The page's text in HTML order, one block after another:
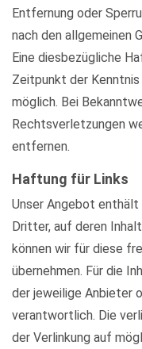
Entfernung oder
nach den allgemeinen
Eine diesbezügliche
Zeitpunkt der
möglich. Bei
Rechtsverletzungen
entfernen.
Haftung für Links
Unser Angebot
Dritter, auf deren
können wir für diese
übernehmen. Für die
der jeweilige Anbieter
verantwortlich. Die
der Verlinkung auf